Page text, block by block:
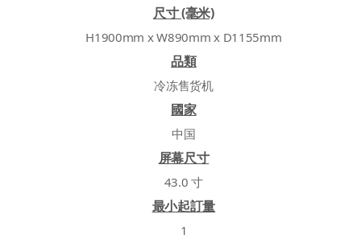
尺寸 (毫米)
H1900mm x W890mm x D1155mm
品類
冷冻售货机
國家
中国
屏幕尺寸
43.0 寸
最小起訂量
1